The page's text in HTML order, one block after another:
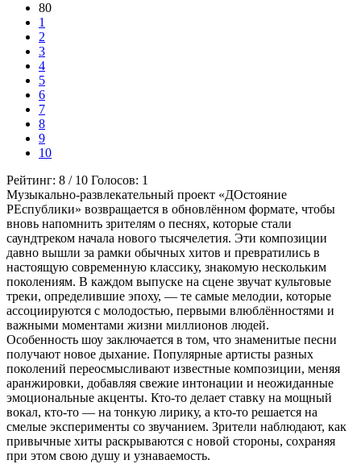
80
1
2
3
4
5
6
7
8
9
10
Рейтинг: 8 / 10 Голосов: 1
Музыкально-развлекательный проект «ДОстояние
РЕспублики» возвращается в обновлённом формате, чтобы
вновь напомнить зрителям о песнях, которые стали
саундтреком начала нового тысячелетия. Эти композиции
давно вышли за рамки обычных хитов и превратились в
настоящую современную классику, знакомую нескольким
поколениям. В каждом выпуске на сцене звучат культовые
треки, определившие эпоху, — те самые мелодии, которые
ассоциируются с молодостью, первыми влюблённостями и
важными моментами жизни миллионов людей.
Особенность шоу заключается в том, что знаменитые песни
получают новое дыхание. Популярные артисты разных
поколений переосмысливают известные композиции, меняя
аранжировки, добавляя свежие интонации и неожиданные
эмоциональные акценты. Кто-то делает ставку на мощный
вокал, кто-то — на тонкую лирику, а кто-то решается на
смелые эксперименты со звучанием. Зрители наблюдают, как
привычные хиты раскрываются с новой стороны, сохраняя
при этом свою душу и узнаваемость.